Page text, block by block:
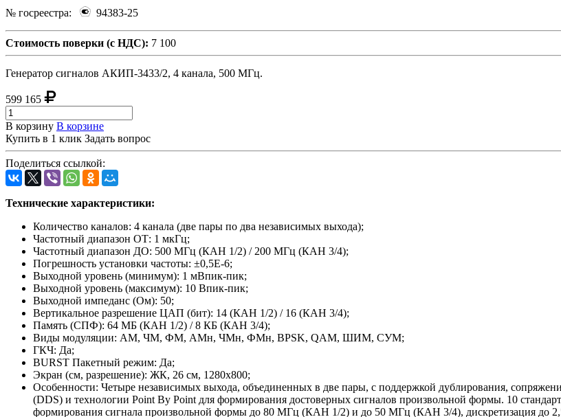
№ госреестра: 94383-25
Стоимость поверки (с НДС): 7 100
Генератор сигналов АКИП-3433/2, 4 канала, 500 МГц.
599 165
В корзину В корзине
Купить в 1 клик Задать вопрос
Поделиться ссылкой:
Технические характеристики:
Количество каналов: 4 канала (две пары по два независимых выхода);
Частотный диапазон ОТ: 1 мкГц;
Частотный диапазон ДО: 500 МГц (КАН 1/2) / 200 МГц (КАН 3/4);
Погрешность установки частоты: ±0,5E-6;
Выходной уровень (минимум): 1 мВпик-пик;
Выходной уровень (максимум): 10 Впик-пик;
Выходной импеданс (Ом): 50;
Вертикальное разрешение ЦАП (бит): 14 (КАН 1/2) / 16 (КАН 3/4);
Память (СПФ): 64 МБ (КАН 1/2) / 8 КБ (КАН 3/4);
Виды модуляции: АМ, ЧМ, ФМ, АМн, ЧМн, ФМн, BPSK, QAM, ШИМ, СУМ;
ГКЧ: Да;
BURST Пакетный режим: Да;
Экран (см, разрешение): ЖК, 26 см, 1280х800;
Особенности: Четыре независимых выхода, объединенных в две пары, с поддержкой дублирования,
(DDS) и технологии Point By Point для формирования достоверных сигналов произвольной формы. 10
формирования сигнала произвольной формы до 80 МГц (КАН 1/2) и до 50 МГц (КАН 3/4), дискретизация до